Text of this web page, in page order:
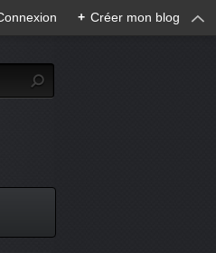
+ Créer mon blog